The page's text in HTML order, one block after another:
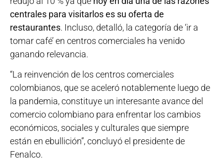
centrales para visitarlos es su oferta de
restaurantes. Incluso, detalló, la categoría de ‘ir a
tomar café’ en centros comerciales ha venido
ganando relevancia.
“La reinvención de los centros comerciales
colombianos, que se aceleró notablemente luego de
la pandemia, constituye un interesante avance del
comercio colombiano para enfrentar los cambios
económicos, sociales y culturales que siempre
están en ebullición”, concluyó el presidente de
Fenalco.